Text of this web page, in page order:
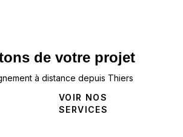
de votre projet
à distance depuis Thiers
VOIR NOS
SERVICES